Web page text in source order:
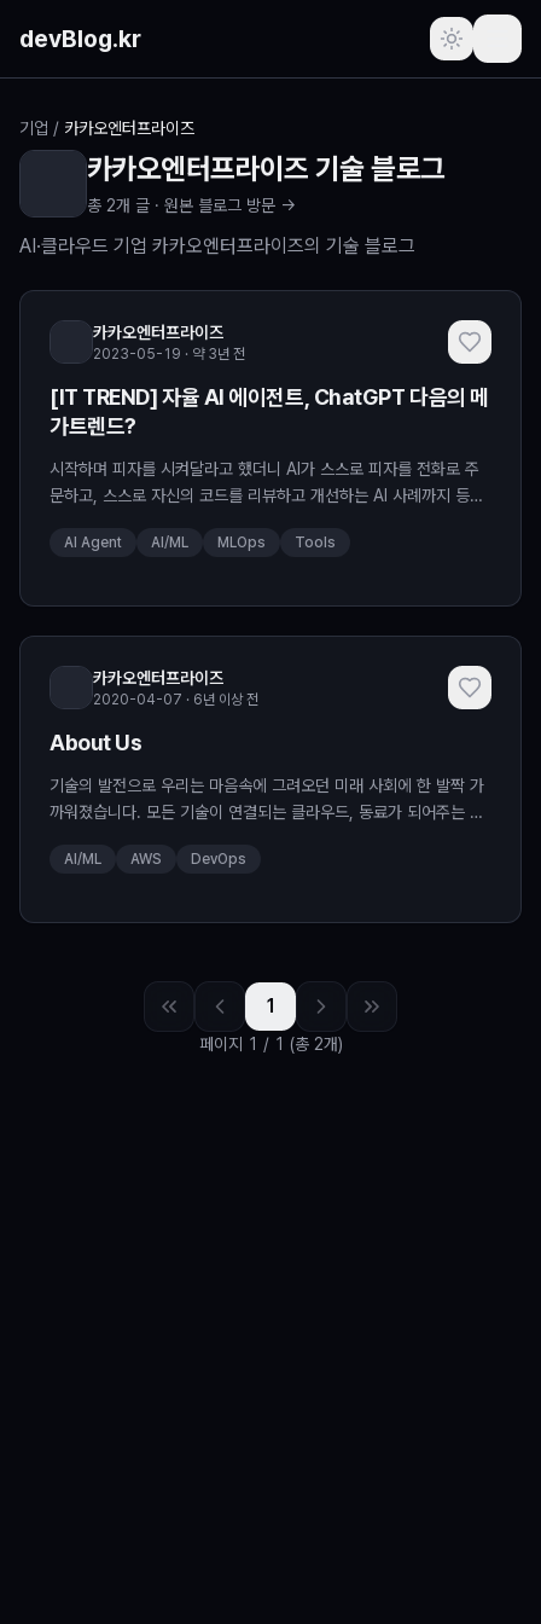
devBlog.kr
포스트
주간 인기글
최근 본 글
프로필 (로그인 필요)
새로운 소식
요청하기
기업 / 카카오엔터프라이즈
카카오엔터프라이즈 기술 블로그
총 2개 글 · 원본 블로그 방문 →
AI·클라우드 기업 카카오엔터프라이즈의 기술 블로그
카카오엔터프라이즈
2023-05-19 · 약 3년 전
[IT TREND] 자율 AI 에이전트, ChatGPT 다음의 메
가트렌드?
시작하며 피자를 시켜달라고 했더니 AI가 스스로 피자를 전화로 주
문하고, 스스로 자신의 코드를 리뷰하고 개선하는 AI 사례까지 등장
부 툴을 활용하여 보다 적은 사람의 개입으로 더 복잡한 일을 처리해
고 있습니다. 자율 AI 에이전트가 주목을 받기 시작한 것은 이와 같
AI Agent AI/ML MLOps Tools
카카오엔터프라이즈
2020-04-07 · 6년 이상 전
About Us
기술의 발전으로 우리는 마음속에 그려오던 미래 사회에 한 발짝 가
까워졌습니다. 모든 기술이 연결되는 클라우드, 동료가 되어주는 AI,
기술 개발을 넘어, 사람을 이해하는 최적의 기술을 연구하며 더 편리
(Tech &)은 기술(technology)에 우리를 둘러싼 수많은 것들을 결
AI/ML AWS DevOps
1
페이지 1 / 1 (총 2개)